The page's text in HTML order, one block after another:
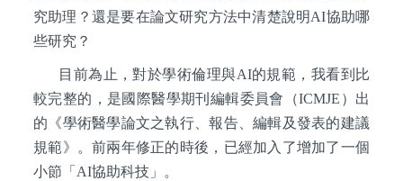
究助理？還是要在論文研究方法中清楚說明AI協助哪
些研究？
目前為止，對於學術倫理與AI的規範，我看到比
較完整的，是國際醫學期刊編輯委員會（ICMJE）出
的《學術醫學論文之執行、報告、編輯及發表的建議
規範》。前兩年修正的時後，已經加入了增加了一個
小節「AI協助科技」。